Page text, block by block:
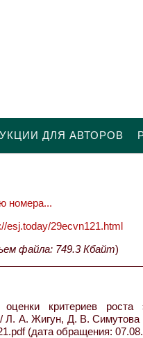
ДЛЯ АВТОРОВ
номера...
esj.today/29ecvn121.html
файла: 749.3 Кбайт)
критериев роста
/ Л. А. Жигун, Д. В.
(дата обращения: